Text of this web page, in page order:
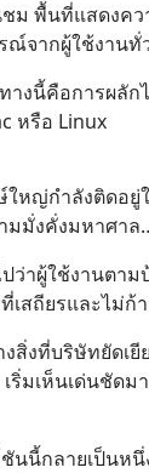
ม พื้นที่แสดงค
ณ์จากผู้ใช้งานทั่
งนี้คือการผลัก
หรือ Linux
หญ่กำลังติดอยู่
มมั่งคั่งมหาศาล
ว่าผู้ใช้งานตา
เสถียรและไม่ก้
สิ่งที่บริษัทยัดเ
ริ่มเห็นเด่นชัด
นนี้กลายเป็นห